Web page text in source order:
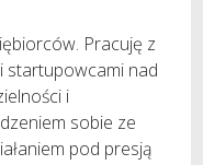
Pracuję z
startupowcami nad
i
sobie ze
pod presją